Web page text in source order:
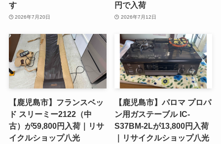
す
2026年7月20日
円で入荷
2026年7月12日
【鹿児島市】フランスベッ
ド スリーミー2122（中
古）が59,800円入荷｜リサ
イクルショップ八光
【鹿児島市】パロマ プロパ
ン用ガステーブル IC-
S37BM-2Lが13,800円入荷
｜リサイクルショップ八光